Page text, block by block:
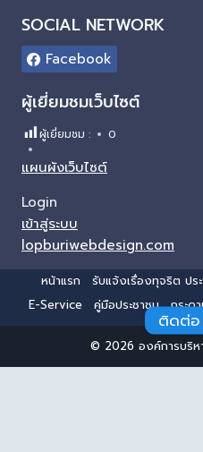
SOCIAL NETWORK
Facebook
ผู้เยี่ยมชมเว็บไซต์
ผู้เยี่ยมชม : 0
แผนผังเว็บไซต์
Login
เข้าสู่ระบบ
lopburiwebdesign.com
หน้าแรก รับแจ้งเรื่องทุจริต ปร
E-Service
คู่มือประชาชน กระด
© 2026 องค์การบริห
ติดต่อ